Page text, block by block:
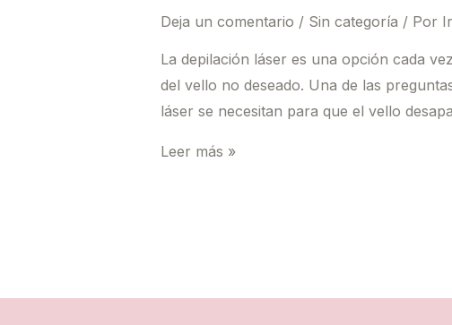
Deja un comentario / Sin categoría / Por
La depilación láser es una opción cada
del vello no deseado. Una de las
láser se necesitan para que el vello
Láser
Leer más »